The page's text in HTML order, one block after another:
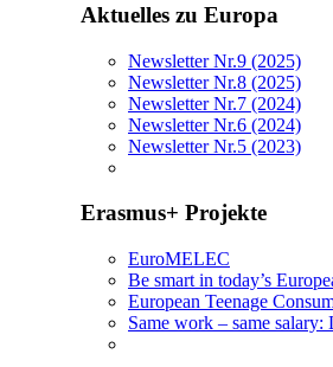
Aktuelles zu Europa
Newsletter Nr.9 (2025)
Newsletter Nr.8 (2025)
Newsletter Nr.7 (2024)
Newsletter Nr.6 (2024)
Newsletter Nr.5 (2023)
Erasmus+ Projekte
EuroMELEC
Be smart in today’s
European Teenage
Same work – same